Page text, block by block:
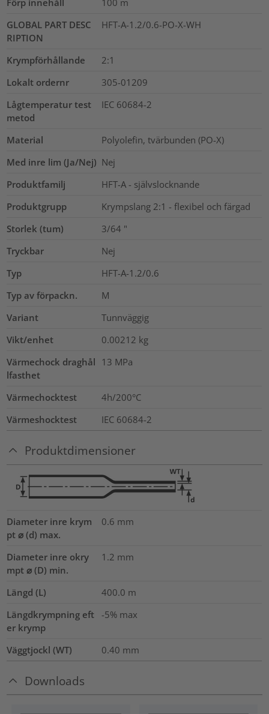
Förp innehåll 100 m
GLOBAL PART DESC
RIPTION
HFT-A-1.2/0.6-PO-X-WH
Krympförhållande
2:1
Lokalt ordernr
305-01209
Lågtemperatur test
metod
IEC 60684-2
Material
Polyolefin, tvärbunden (PO-X)
Med inre lim (Ja/Nej) Nej
Produktfamilj
HFT-A - självslocknande
Produktgrupp
Krympslang 2:1 - flexibel och färgad
Storlek (tum)
3/64 "
Tryckbar
Nej
Typ
HFT-A-1.2/0.6
Typ av förpackn.
M
Variant
Tunnväggig
Vikt/enhet
0.00212 kg
Värmechock draghål
lfasthet
13 MPa
Värmechocktest
4h/200°C
Värmeshocktest
IEC 60684-2
Produktdimensioner
Diameter inre krym
pt ⌀ (d) max.
0.6 mm
Diameter inre okry
mpt ⌀ (D) min.
1.2 mm
Längd (L) 400.0 m
Längdkrympning eft
er krymp
-5% max
Väggtjockl (WT) 0.40 mm
Downloads